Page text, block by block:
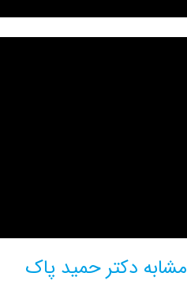
دکتر حمید پاک